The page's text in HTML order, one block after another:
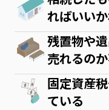
ればいい
残置物や
売れるの
固定資産
ている